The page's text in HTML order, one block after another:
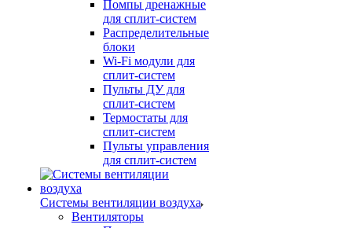
Помпы дренажные
для сплит-систем
Распределительные
блоки
Wi-Fi модули для
сплит-систем
Пульты ДУ для
сплит-систем
Термостаты для
сплит-систем
Пульты управления
для сплит-систем
Системы вентиляции воздуха
Вентиляторы